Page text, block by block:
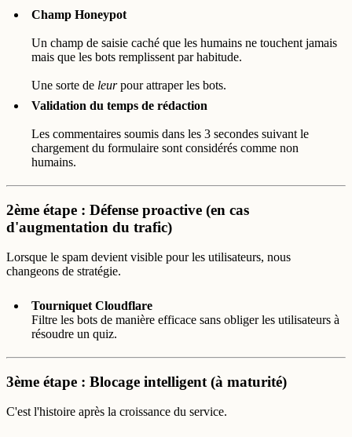
Champ Honeypot
Un champ de saisie caché que les humains ne touchent jamais
mais que les bots remplissent par habitude.
Une sorte de leurpour attraper les bots.
Validation du temps de rédaction
Les commentaires soumis dans les 3 secondes suivant le
chargement du formulaire sont considérés comme non
humains.
2ème étape : Défense proactive (en cas
d'augmentation du trafic)
Lorsque le spam devient visible pour les utilisateurs, nous
changeons de stratégie.
Tourniquet Cloudflare
Filtre les bots de manière efficace sans obliger les utilisateurs à
résoudre un quiz.
3ème étape : Blocage intelligent (à maturité)
C'est l'histoire après la croissance du service.